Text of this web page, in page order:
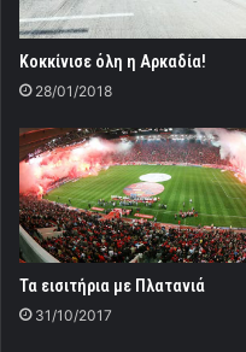
Κοκκίνισε όλη η Αρκαδία!
28/01/2018
Τα εισιτήρια με Πλατανιά
31/10/2017